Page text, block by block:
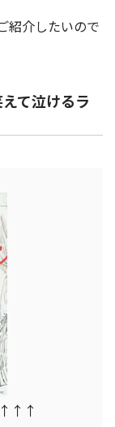
紹介したいので
て泣けるラ
↑↑↑